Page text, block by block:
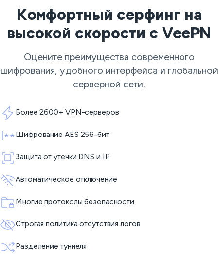
Комфортный серфинг на
высокой скорости с VeePN
Оцените преимущества современного
шифрования, удобного интерфейса и глобальной
серверной сети.
Более 2600+ VPN-серверов
Шифрование AES 256-бит
Защита от утечки DNS и IP
Автоматическое отключение
Многие протоколы безопасности
Строгая политика отсутствия логов
Разделение туннеля